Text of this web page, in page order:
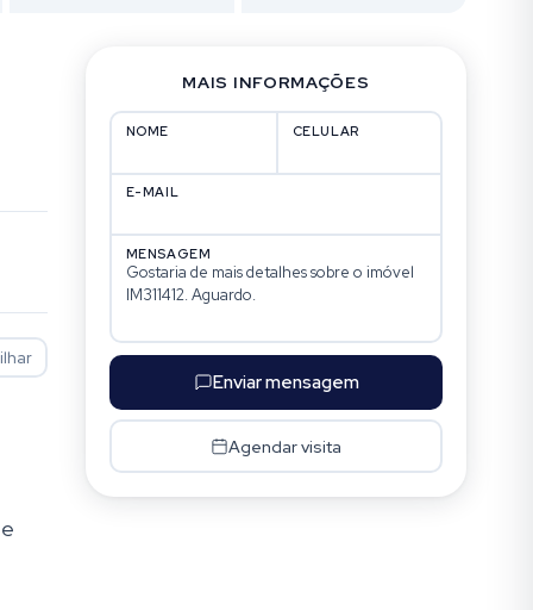
MAIS INFORMAÇÕES
NOME CELULAR
E-MAIL
MENSAGEM
Enviar mensagem
Agendar visita